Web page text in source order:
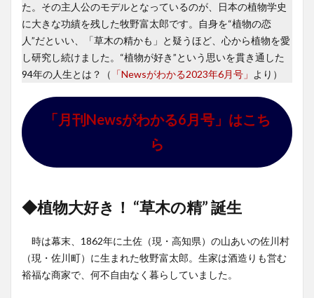
た。その主人公のモデルとなっているのが、日本の植物学史
に大きな功績を残した牧野富太郎です。自身を“植物の恋
人”だといい、「草木の精かも」と疑うほど、心から植物を愛
し研究し続けました。“植物が好き”という思いを貫き通した
94年の人生とは？（ 「Newsがわかる2023年6月号」 より）
「月刊Newsがわかる6月号」はこち
ら
◆植物大好き！ “草木の精” 誕生
時は幕末、1862年に土佐（現・高知県）の山あいの佐川村
（現・佐川町）に生まれた牧野富太郎。生家は酒造りも営む
裕福な商家で、何不自由なく暮らしていました。